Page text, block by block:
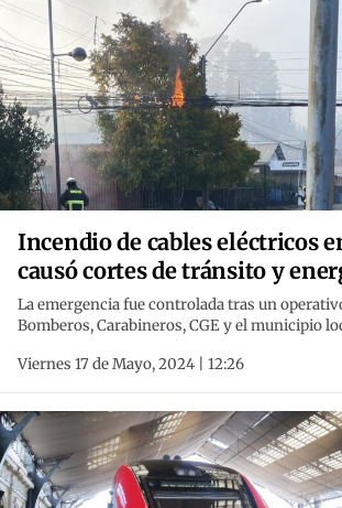
Incendio de cables eléctricos
causó cortes de tránsito y
La emergencia fue controlada tras un
Bomberos, Carabineros, CGE y el municipio
Viernes 17 de Mayo, 2024 | 12:26